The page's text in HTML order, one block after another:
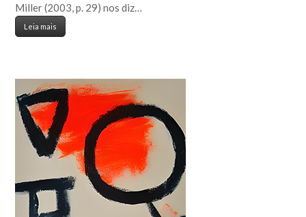
Miller (2003, p. 29) nos diz…
Leia mais